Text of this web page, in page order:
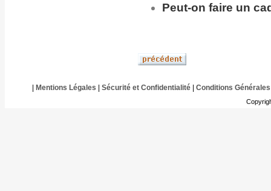
Peut-on faire un
Mentions Légales Sécurité et Confidentialité| Conditions Générales